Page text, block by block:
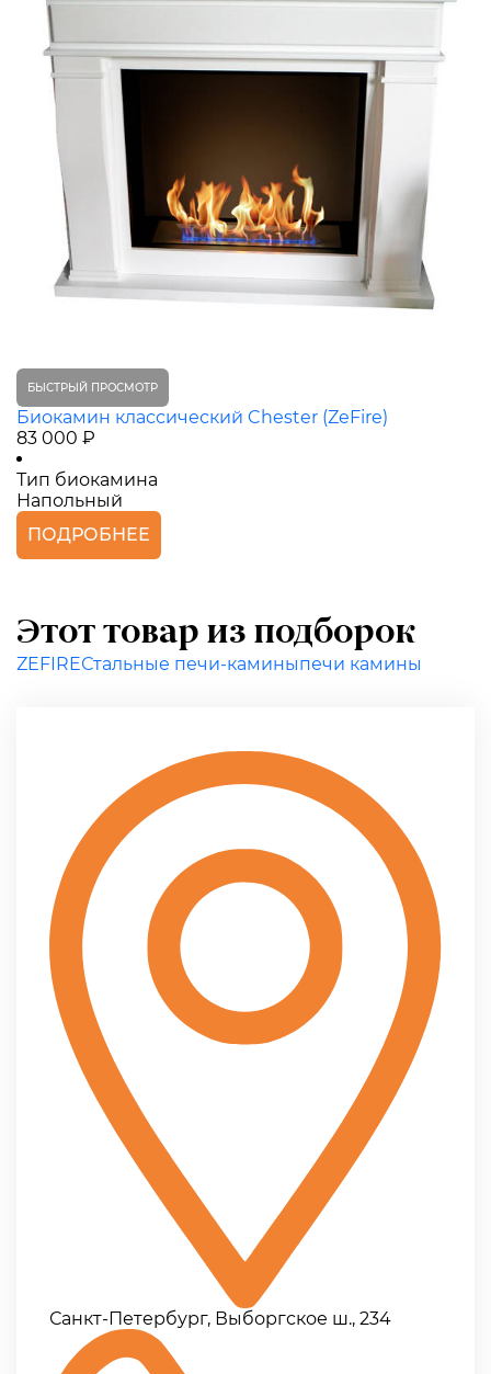
БЫСТРЫЙ ПРОСМОТР
Биокамин классический Chester (ZeFire)
83 000 ₽
Тип биокамина
Напольный
ПОДРОБНЕЕ
Этот товар из подборок
ZEFIREСтальные печи-каминыпечи камины
Санкт-Петербург, Выборгское ш., 234